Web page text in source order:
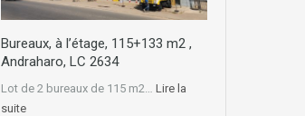
Bureaux, à l’étage, 115+133 m2 ,
Andraharo, LC 2634
Lot de 2 bureaux de 115 m2… Lire la
suite